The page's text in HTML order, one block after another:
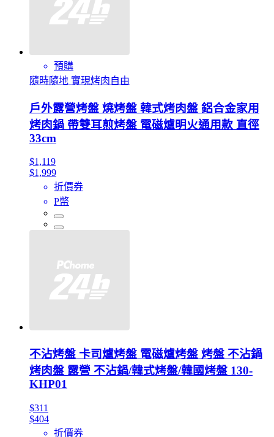
預購
隨時隨地 實現烤肉自由
戶外露營烤盤 燒烤盤 韓式烤肉盤 鋁合金家用
烤肉鍋 帶雙耳煎烤盤 電磁爐明火通用款 直徑
33cm
$1,119
$1,999
折價券
P幣
不沾烤盤 卡司爐烤盤 電磁爐烤盤 烤盤 不沾鍋
烤肉盤 露營 不沾鍋/韓式烤盤/韓國烤盤 130-
KHP01
$311
$404
折價券